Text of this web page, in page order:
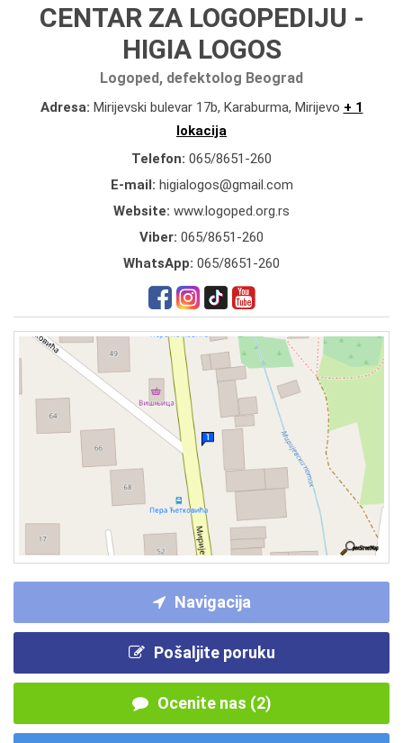
CENTAR ZA LOGOPEDIJU -
HIGIA LOGOS
Logoped, defektolog Beograd
Adresa: Mirijevski bulevar 17b, Karaburma, Mirijevo + 1
lokacija
Telefon: 065/8651-260
E-mail: higialogos@gmail.com
Website: www.logoped.org.rs
Viber: 065/8651-260
WhatsApp: 065/8651-260
Navigacija
Pošaljite poruku
Ocenite nas (2)